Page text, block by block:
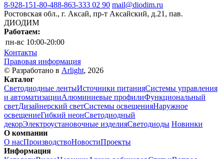
8-928-151-80-488-863-333 02 90 mail@diodim.ru
Ростовская обл., г. Аксай, пр-т Аксайский, д.21, пав.
ДИОДИМ
Работаем:
пн-вс 10:00-20:00
Контакты
Правовая информация
© Разработано в Arlight, 2026
Каталог
Светодиодные лентыИсточники питанияСистемы управления
и автоматизацииАлюминиевые профилиФункциональный
светДизайнерский светСистемы освещенияНаружное
освещениеГибкий неонСветодиодный
декорЭлектроустановочные изделияСветодиоды Новинки
О компании
О насПроизводствоНовостиПроекты
Информация